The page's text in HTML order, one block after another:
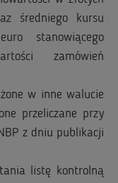
średniego kursu
stanowiącego
zamówień
w inne walucie
przeliczane przy
z dniu publikacji
listę kontrolną